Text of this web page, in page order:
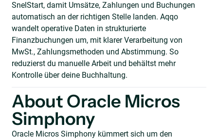
SnelStart, damit Umsätze, Zahlungen und Buchungen
automatisch an der richtigen Stelle landen. Aqqo
wandelt operative Daten in strukturierte
Finanzbuchungen um, mit klarer Verarbeitung von
MwSt., Zahlungsmethoden und Abstimmung. So
reduzierst du manuelle Arbeit und behältst mehr
Kontrolle über deine Buchhaltung.
About Oracle Micros
Simphony
Oracle Micros Simphony kümmert sich um den